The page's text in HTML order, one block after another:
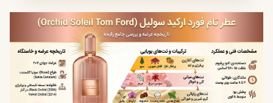
زمان استفاده شبانه، رسمی، مهمانی
جنسیت زنانه